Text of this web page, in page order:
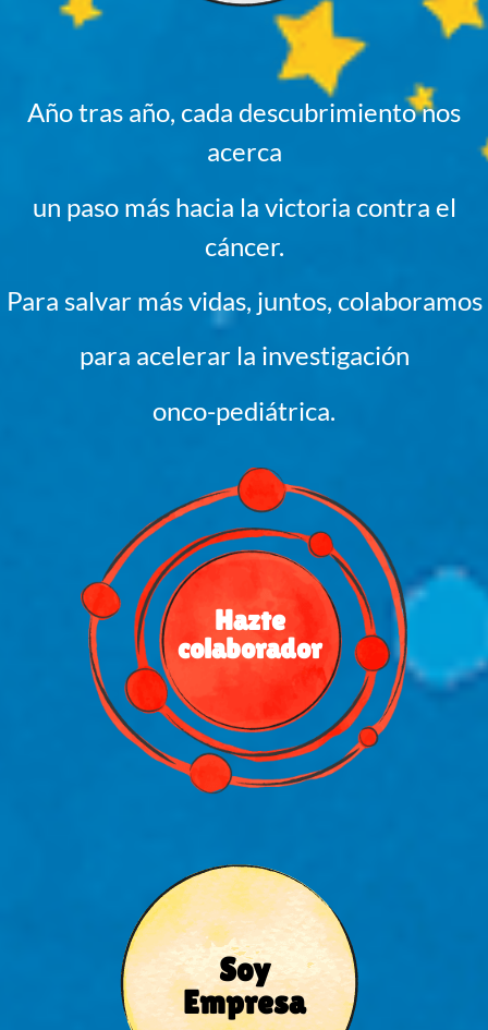
Año tras año, cada descubrimiento nos
acerca
un paso más hacia la victoria contra el
cáncer.
Para salvar más vidas, juntos, colaboramos
para acelerar la investigación
onco-pediátrica.
Hazte
colaborador
Soy
Empresa